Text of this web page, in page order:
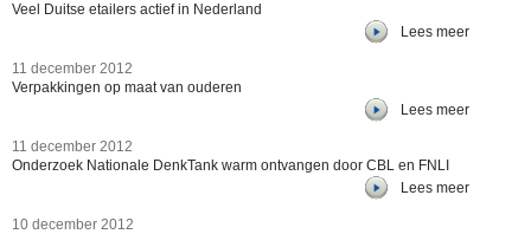
Veel Duitse etailers actief in Nederland
Lees meer
11 december 2012
Verpakkingen op maat van ouderen
Lees meer
11 december 2012
Onderzoek Nationale DenkTank warm ontvangen door CBL en FNLI
Lees meer
10 december 2012